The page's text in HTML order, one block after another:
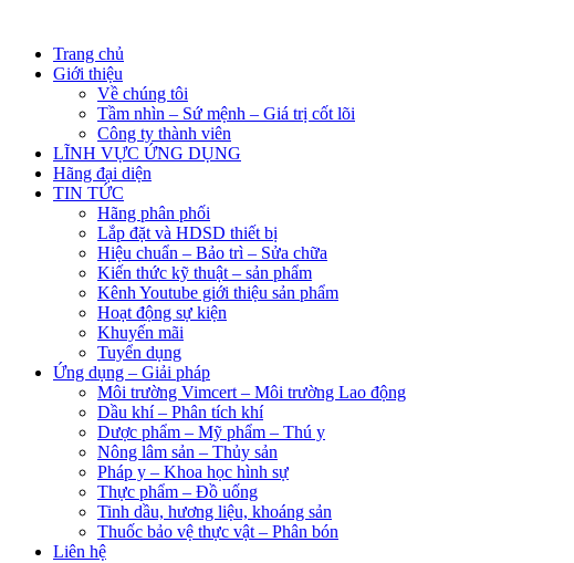
Trang chủ
Giới thiệu
Về chúng tôi
Tầm nhìn – Sứ mệnh – Giá trị cốt lõi
Công ty thành viên
LĨNH VỰC ỨNG DỤNG
Hãng đại diện
TIN TỨC
Hãng phân phối
Lắp đặt và HDSD thiết bị
Hiệu chuẩn – Bảo trì – Sửa chữa
Kiến thức kỹ thuật – sản phẩm
Kênh Youtube giới thiệu sản phẩm
Hoạt động sự kiện
Khuyến mãi
Tuyển dụng
Ứng dụng – Giải pháp
Môi trường Vimcert – Môi trường Lao động
Dầu khí – Phân tích khí
Dược phẩm – Mỹ phẩm – Thú y
Nông lâm sản – Thủy sản
Pháp y – Khoa học hình sự
Thực phẩm – Đồ uống
Tinh dầu, hương liệu, khoáng sản
Thuốc bảo vệ thực vật – Phân bón
Liên hệ